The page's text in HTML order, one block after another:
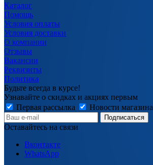
Каталог
Помощь
Условия оплаты
Условия доставки
О компании
Отзывы
Вакансии
Реквизиты
Политика
Будьте всегда в курсе!
Узнавайте о скидках и акциях первым
Первая рассылка
Новости магазина
Оставайтесь на связи
Вконтакте
WhatsApp